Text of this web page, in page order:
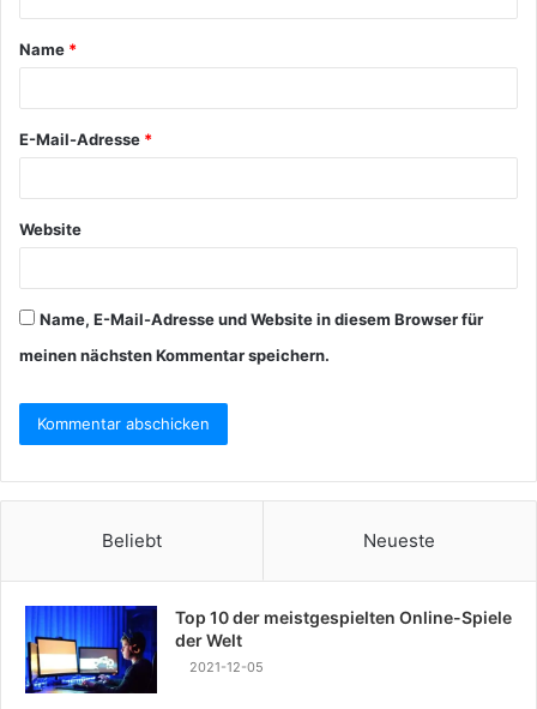
Name *
E-Mail-Adresse *
Website
Name, E-Mail-Adresse und Website in diesem Browser für
meinen nächsten Kommentar speichern.
Beliebt Neueste
Top 10 der meistgespielten Online-Spiele
der Welt
2021-12-05